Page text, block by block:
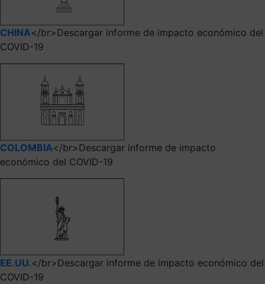
CHINA</br>Descargar informe de impacto económico del
COVID-19
COLOMBIA</br>Descargar informe de impacto
económico del COVID-19
EE.UU.</br>Descargar informe de impacto económico del
COVID-19